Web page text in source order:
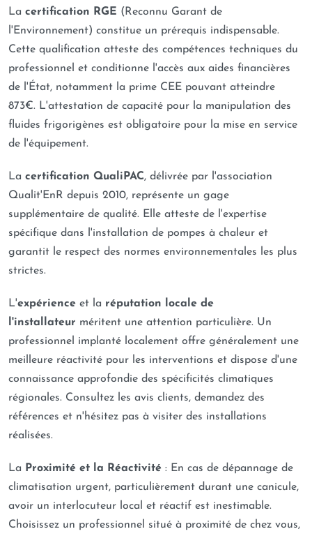
La certification RGE (Reconnu Garant de
l'Environnement) constitue un prérequis indispensable.
Cette qualification atteste des compétences techniques du
professionnel et conditionne l'accès aux aides financières
de l'État, notamment la prime CEE pouvant atteindre
873€. L'attestation de capacité pour la manipulation des
fluides frigorigènes est obligatoire pour la mise en service
de l'équipement.
La certification QualiPAC, délivrée par l'association
Qualit'EnR depuis 2010, représente un gage
supplémentaire de qualité. Elle atteste de l'expertise
spécifique dans l'installation de pompes à chaleur et
garantit le respect des normes environnementales les plus
strictes.
L'expérience et la réputation locale de
l'installateur méritent une attention particulière. Un
professionnel implanté localement offre généralement une
meilleure réactivité pour les interventions et dispose d'une
connaissance approfondie des spécificités climatiques
régionales. Consultez les avis clients, demandez des
références et n'hésitez pas à visiter des installations
réalisées.
La Proximité et la Réactivité : En cas de dépannage de
climatisation urgent, particulièrement durant une canicule,
avoir un interlocuteur local et réactif est inestimable.
Choisissez un professionnel situé à proximité de chez vous,